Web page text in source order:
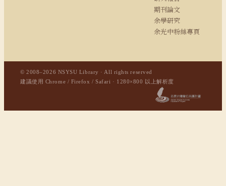
期刊論文
余學研究
余光中粉絲專頁
© 2008–2026 NSYSU Library · All rights reserved
建議使用 Chrome / Firefox / Safari · 1280×800 以上解析度